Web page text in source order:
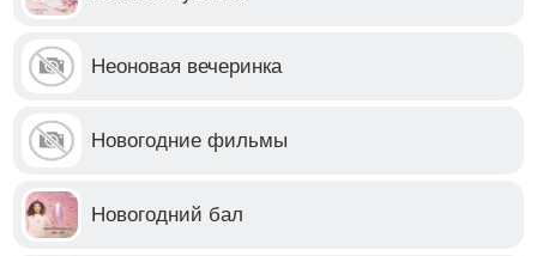
Неоновая вечеринка
Новогодние фильмы
Новогодний бал